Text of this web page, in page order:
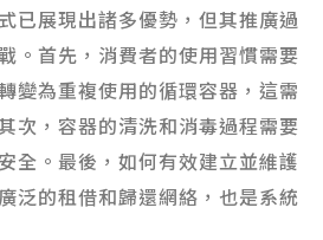
已展現出諸多優勢，但其推廣過
。首先，消費者的使用習慣需要
變為重複使用的循環容器，這需
次，容器的清洗和消毒過程需要
全。最後，如何有效建立並維護
泛的租借和歸還網絡，也是系統